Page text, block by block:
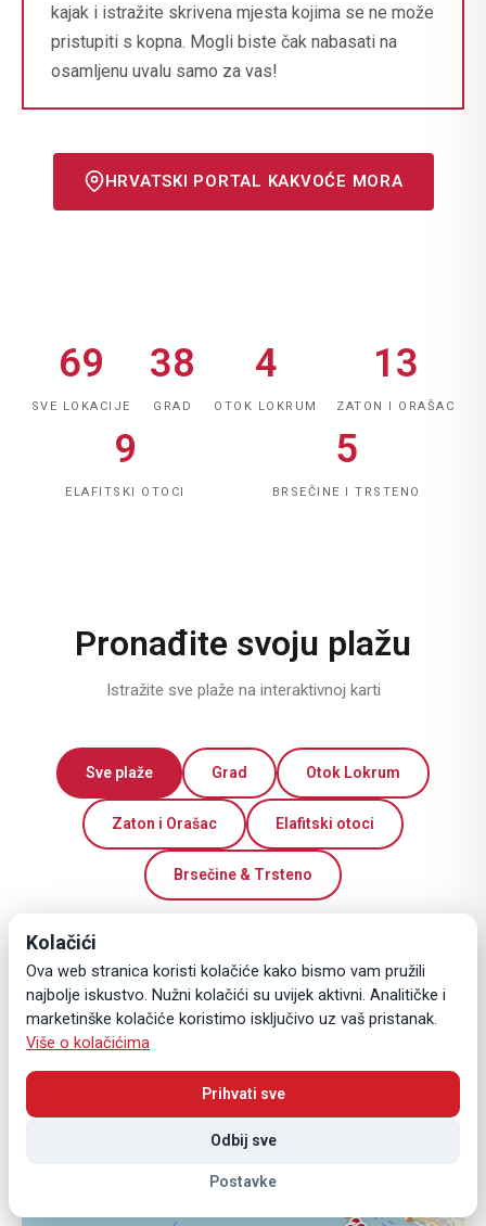
kajak i istražite skrivena mjesta kojima se ne može
pristupiti s kopna. Mogli biste čak nabasati na
osamljenu uvalu samo za vas!
HRVATSKI PORTAL KAKVOĆE MORA
69
SVE LOKACIJE
38
GRAD
4
OTOK LOKRUM
13
ZATON I ORAŠAC
9
ELAFITSKI OTOCI
5
BRSEČINE I TRSTENO
Pronađite svoju plažu
Istražite sve plaže na interaktivnoj karti
Sve plaže Grad Otok Lokrum
Zaton i Orašac Elafitski otoci
Brsečine & Trsteno
+
−
Kolačići
Ova web stranica koristi kolačiće kako bismo vam pružili
najbolje iskustvo. Nužni kolačići su uvijek aktivni. Analitičke i
marketinške kolačiće koristimo isključivo uz vaš pristanak.
Više o kolačićima
Prihvati sve
Odbij sve
Postavke